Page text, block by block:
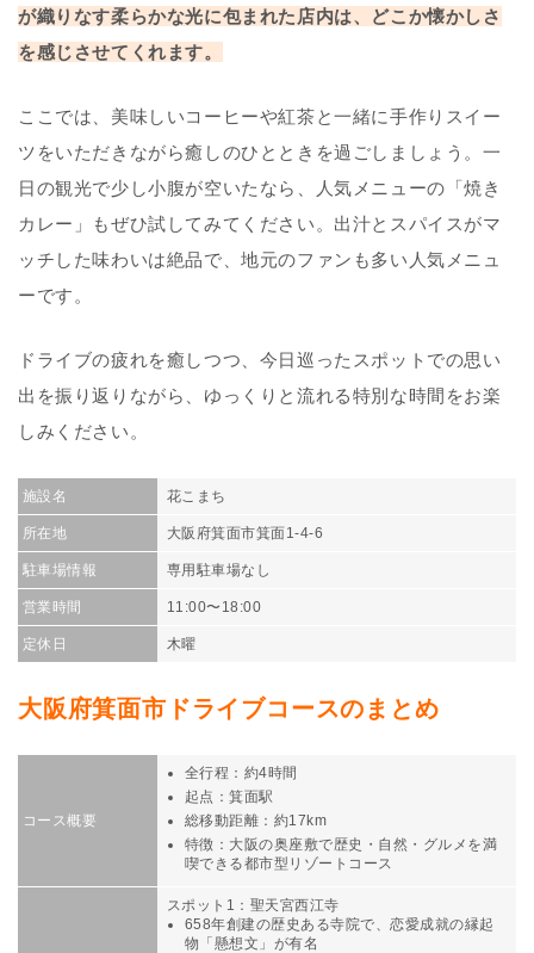
が織りなす柔らかな光に包まれた店内は、どこか懐かしさ
を感じさせてくれます。
ここでは、美味しいコーヒーや紅茶と一緒に手作りスイー
ツをいただきながら癒しのひとときを過ごしましょう。一
日の観光で少し小腹が空いたなら、人気メニューの「焼き
カレー」もぜひ試してみてください。出汁とスパイスがマ
ッチした味わいは絶品で、地元のファンも多い人気メニュ
ーです。
ドライブの疲れを癒しつつ、今日巡ったスポットでの思い
出を振り返りながら、ゆっくりと流れる特別な時間をお楽
しみください。
施設名 花こまち
所在地 大阪府箕面市箕面1-4-6
駐車場情報 専用駐車場なし
営業時間 11:00〜18:00
定休日 木曜
大阪府箕面市ドライブコースのまとめ
コース概要
全行程：約4時間
起点：箕面駅
総移動距離：約17km
特徴：大阪の奥座敷で歴史・自然・グルメを満
喫できる都市型リゾートコース
スポット1：聖天宮西江寺
658年創建の歴史ある寺院で、恋愛成就の縁起
物「懸想文」が有名